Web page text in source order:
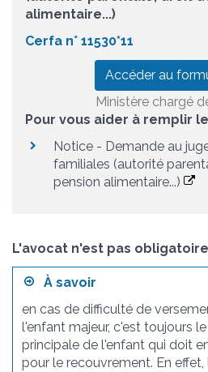
alimentaire...)
Cerfa n° 11530*11
Accéder au
Ministère chargé
Pour vous aider à remplir
Notice - Demande au
familiales (autorité
pension alimentaire...)
L'avocat n'est pas obligatoire
À savoir
en cas de difficulté de
l'enfant majeur, c'est toujours
principale de l'enfant qui doit
pour le recouvrement. En